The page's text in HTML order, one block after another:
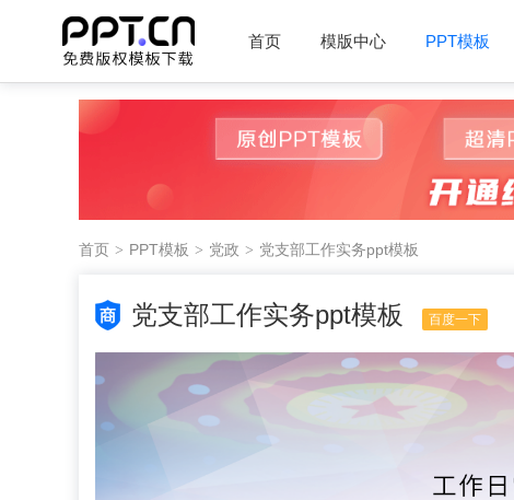
首页 模版中心 PPT模板
首页 PPT模板 党政 党支部工作实务ppt模板
党支部工作实务ppt模板